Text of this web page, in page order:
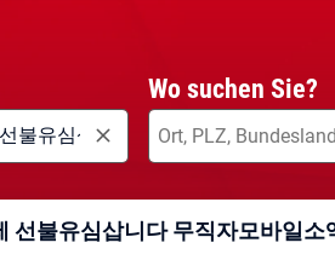
Wo suchen Sie?
선불유심삽니다 무직자모바일소